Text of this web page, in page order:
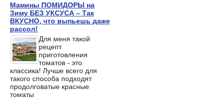
Мамины ПОМИДОРЫ на
Зиму БЕЗ УКСУСА – Так
ВКУСНО, что выпьешь даже
рассол!
Для меня такой
рецепт
приготовления
томатов - это
классика! Лучше всего для
такого способа подходят
продолговатые красные
томаты